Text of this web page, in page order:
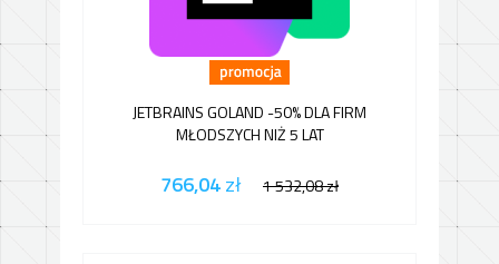
JETBRAINS GOLAND -50% DLA FIRM
MŁODSZYCH NIŻ 5 LAT
766,04zł 1 532,08zł